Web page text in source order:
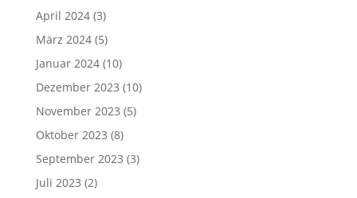
April 2024(3)
März 2024(5)
Januar 2024(10)
Dezember 2023 (10)
November 2023 (5)
Oktober 2023 (8)
September 2023 (3)
Juli 2023 (2)